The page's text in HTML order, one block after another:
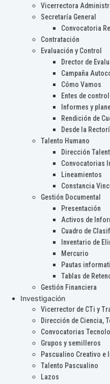
Vicerrectora
Secretaría General
Convocatoria
Contratación
Evaluación y Control
Drector de
Campaña
Cómo Vamos
Entes de control
Informes y
Rendición de
Desde la
Talento Humano
Dirección
Convocatorias
Lineamientos
Constancia
Gestión Documental
Presentación
Activos de
Cuadro de
Inventario de
Mercurio
Pautas
Tablas de
Gestión Financiera
Investigación
Vicerrector de CTi y
Dirección de Ciencia,
Convocatorias
Grupos y semilleros
Pascualino Creativo e
Talento Pascualino
Lazos